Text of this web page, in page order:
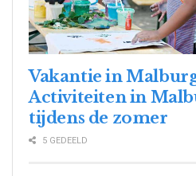
Vakantie in
Activiteiten in
tijdens de zomer
5 GEDEELD